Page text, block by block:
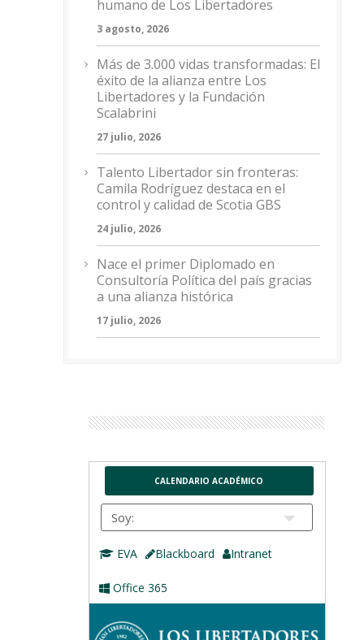
humano de Los Libertadores
3 agosto, 2026
Más de 3.000 vidas transformadas: El
éxito de la alianza entre Los
Libertadores y la Fundación
Scalabrini
27 julio, 2026
Talento Libertador sin fronteras:
Camila Rodríguez destaca en el
control y calidad de Scotia GBS
24 julio, 2026
Nace el primer Diplomado en
Consultoría Política del país gracias
a una alianza histórica
17 julio, 2026